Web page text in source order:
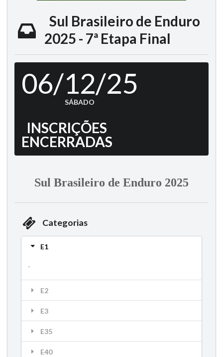
Sul Brasileiro de Enduro
2025 - 7ª Etapa Final
06/12/25
SÁBADO
INSCRIÇÕES
ENCERRADAS
Sul Brasileiro de Enduro 2025
Categorias
E1
.
E2
E3
E35
E40